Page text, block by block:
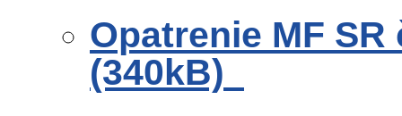
Opatrenie MF SR
(340kB)